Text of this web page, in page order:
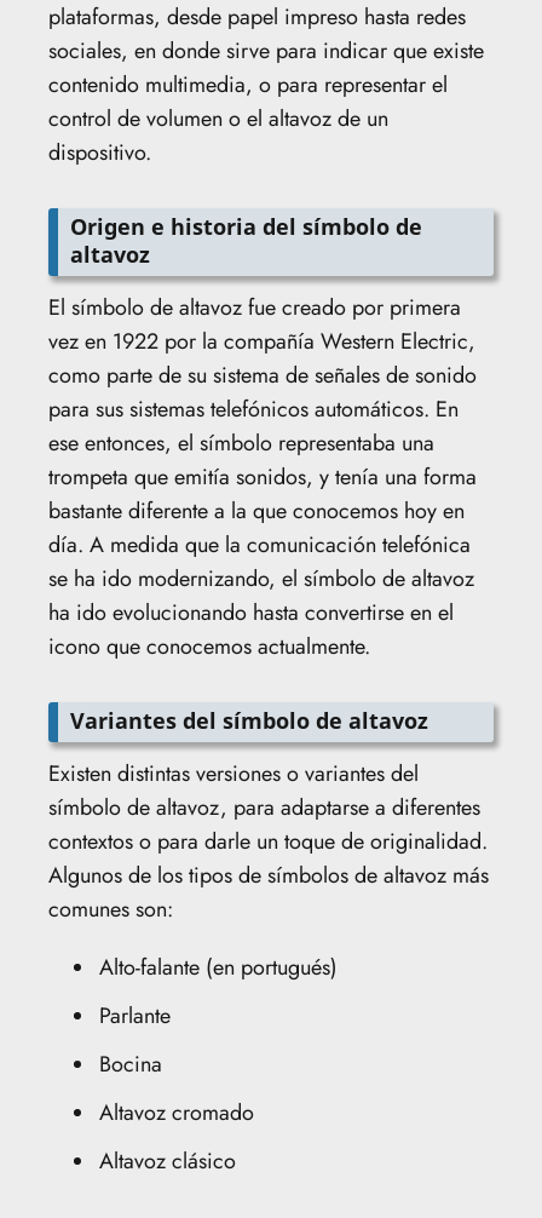
plataformas, desde papel impreso hasta redes
sociales, en donde sirve para indicar que existe
contenido multimedia, o para representar el
control de volumen o el altavoz de un
dispositivo.
Origen e historia del símbolo de
altavoz
El símbolo de altavoz fue creado por primera
vez en 1922 por la compañía Western Electric,
como parte de su sistema de señales de sonido
para sus sistemas telefónicos automáticos. En
ese entonces, el símbolo representaba una
trompeta que emitía sonidos, y tenía una forma
bastante diferente a la que conocemos hoy en
día. A medida que la comunicación telefónica
se ha ido modernizando, el símbolo de altavoz
ha ido evolucionando hasta convertirse en el
icono que conocemos actualmente.
Variantes del símbolo de altavoz
Existen distintas versiones o variantes del
símbolo de altavoz, para adaptarse a diferentes
contextos o para darle un toque de originalidad.
Algunos de los tipos de símbolos de altavoz más
comunes son:
Alto-falante (en portugués)
Parlante
Bocina
Altavoz cromado
Altavoz clásico